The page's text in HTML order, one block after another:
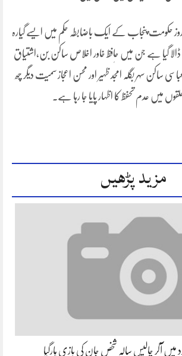
پنجاب کے ایک باضابطہ حکم میں ایسے گیارہ
گیا ہے جن میں حاٖفظ خاور اخلاص ساکن بن،اشتیاق
ساکن سہر بگلہ امجد ظہیر اور محسن اعجاز سمیت دیگر چھ
میں عدم تحفظ کا اظہار پایا جا رہا ہے۔
مزید پڑھیں
میں آکر چالیس سالہ شخص جان کی بازی ہارگیا